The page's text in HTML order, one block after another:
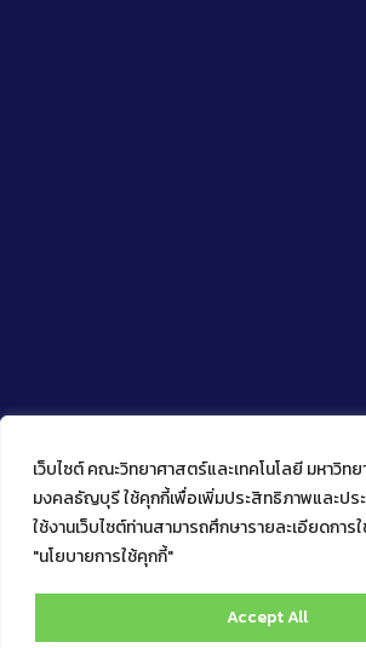
เว็บไซต์ คณะวิทยาศาสตร์และเทคโนโลยี มหาวิท
มงคลธัญบุรี ใช้คุกกี้เพื่อเพิ่มประสิทธิภาพและปร
ใช้งานเว็บไซต์ท่านสามารถศึกษารายละเอียดการ
"นโยบายการใช้คุกกี้"
Accept All
Copyright © 2022 คณะวิทยาศาสตร์และเทคโน